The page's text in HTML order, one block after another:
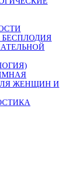
ЖЕНЩИН И